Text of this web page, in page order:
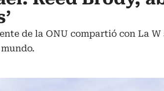
de la ONU compartió con La